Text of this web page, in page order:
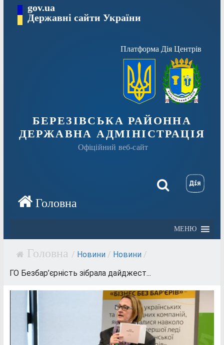
Перейтиgov.ua
Державні сайти України
Платформа Дія Центрів
БЕРЕЗІВСЬКА РАЙОННА
ДЕРЖАВНА АДМІНІСТРАЦІЯ
Офіційний веб-сайт
МЕНЮ
/ Новини / Новини /
ГО Безбар’єрність зібрала дайджест...